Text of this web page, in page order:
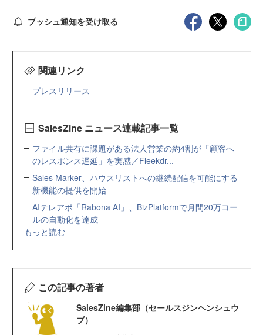
プッシュ通知を受け取る
関連リンク
プレスリリース
SalesZine ニュース連載記事一覧
ファイル共有に課題がある法人営業の約4割が「顧客へ
のレスポンス遅延」を実感／Fleekdr...
Sales Marker、ハウスリストへの継続配信を可能にする
新機能の提供を開始
AIテレアポ「Rabona AI」、BizPlatformで月間20万コー
ルの自動化を達成
もっと読む
この記事の著者
SalesZine編集部（セールスジンヘンシュウ
ブ）